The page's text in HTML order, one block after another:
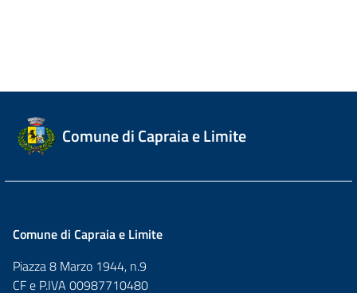
Comune di Capraia e Limite
Comune di Capraia e Limite
Piazza 8 Marzo 1944, n.9
CF e P.IVA 00987710480